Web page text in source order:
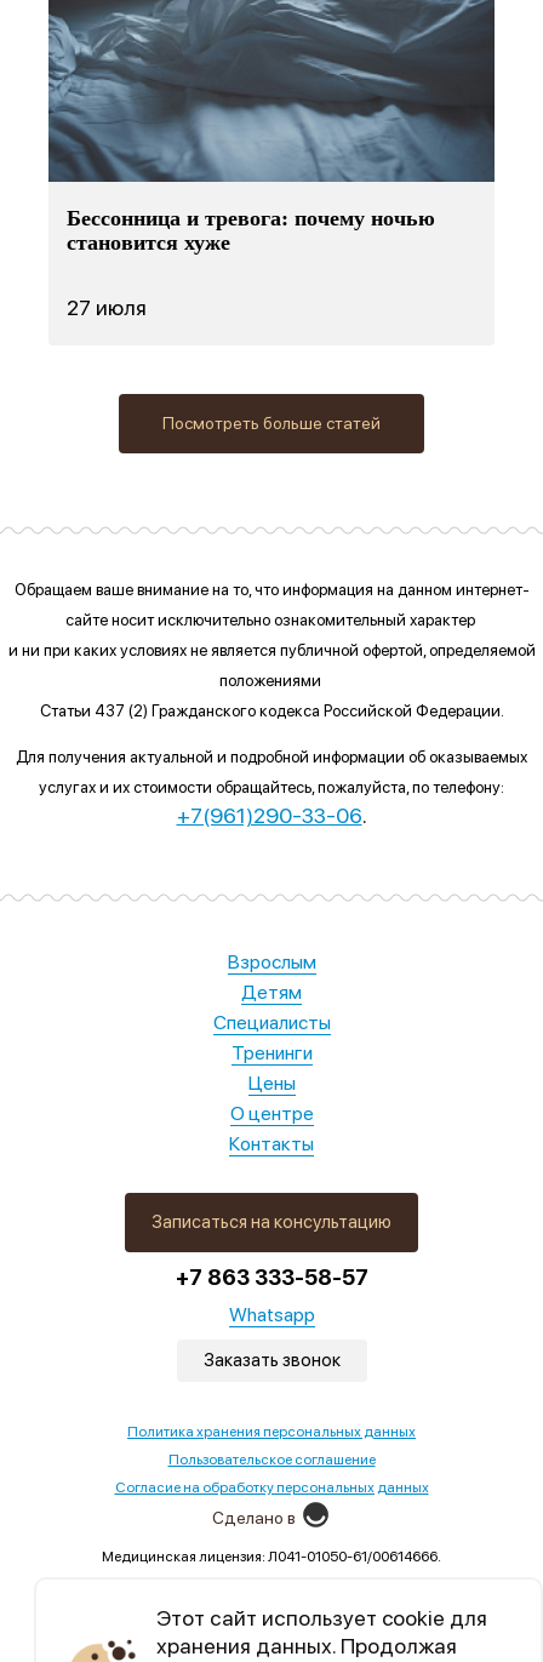
Бессонница и тревога: почему ночью
становится хуже
27 июля
Посмотреть больше статей
Обращаем ваше внимание на то, что информация на данном интернет-
сайтеносит исключительно ознакомительный характер
и ни при каких условияхне является публичной офертой, определяемой
положениями
Статьи 437 (2) Гражданского кодекса Российской Федерации.
Для получения актуальной и подробной информации об оказываемых
услугах и их стоимости обращайтесь, пожалуйста, по телефону:
+7(961)290-33-06.
Записаться на консультацию
+7 863 333-58-57
Whatsapp
Заказать звонок
Взрослым
Детям
Специалисты
Тренинги
Цены
О центре
Контакты
Политика хранения персональных данных
Пользовательское соглашение
Согласие на обработку персональных данных
Сделано в
Медицинская лицензия: Л041-01050-61/00614666.
области,02.09.2022
Этот сайт использует cookie для
хранения данных. Продолжая